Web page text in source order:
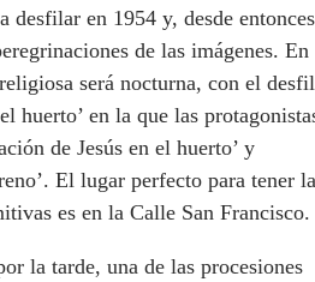
desfilar en 1954 y, desde
de las imágenes. En
será nocturna, con el
huerto’ en la que las
de Jesús en el huerto’ y
El lugar perfecto para tener la
es en la Calle San Francisco.
la tarde, una de las procesiones